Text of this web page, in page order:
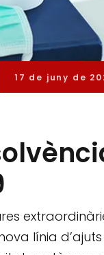
17 de juny de
línia d’ajuts